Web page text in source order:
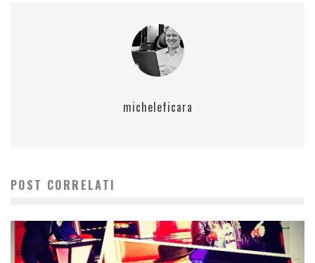
micheleficara
POST CORRELATI